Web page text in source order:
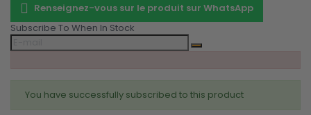
Renseignez-vous sur le produit sur WhatsApp
Subscribe To When In Stock
You have successfully subscribed to this product